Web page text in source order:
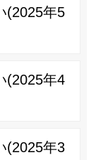
(2025年5
(2025年4
(2025年3